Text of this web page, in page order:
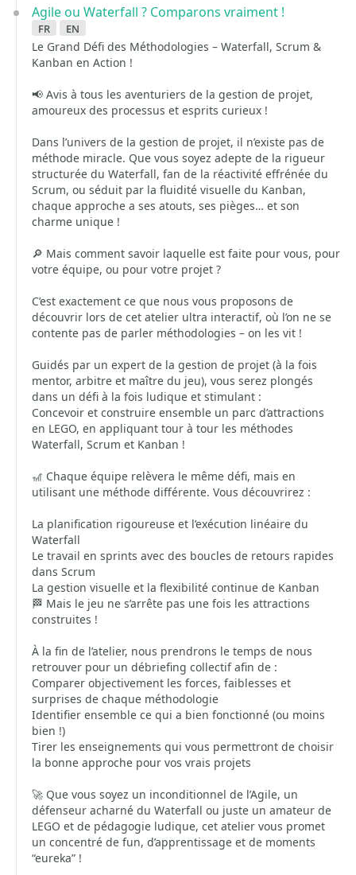
Agile ou Waterfall ? Comparons vraiment !
fr
en
Le Grand Défi des Méthodologies – Waterfall, Scrum &
Kanban en Action !
📢 Avis à tous les aventuriers de la gestion de projet,
amoureux des processus et esprits curieux !
Dans l’univers de la gestion de projet, il n’existe pas de
méthode miracle. Que vous soyez adepte de la rigueur
structurée du Waterfall, fan de la réactivité effrénée du
Scrum, ou séduit par la fluidité visuelle du Kanban,
chaque approche a ses atouts, ses pièges… et son
charme unique !
🔎 Mais comment savoir laquelle est faite pour vous, pour
votre équipe, ou pour votre projet ?
C’est exactement ce que nous vous proposons de
découvrir lors de cet atelier ultra interactif, où l’on ne se
contente pas de parler méthodologies – on les vit !
Guidés par un expert de la gestion de projet (à la fois
mentor, arbitre et maître du jeu), vous serez plongés
dans un défi à la fois ludique et stimulant :
Concevoir et construire ensemble un parc d’attractions
en LEGO, en appliquant tour à tour les méthodes
Waterfall, Scrum et Kanban !
🎢 Chaque équipe relèvera le même défi, mais en
utilisant une méthode différente. Vous découvrirez :
La planification rigoureuse et l’exécution linéaire du
Waterfall
Le travail en sprints avec des boucles de retours rapides
dans Scrum
La gestion visuelle et la flexibilité continue de Kanban
🏁 Mais le jeu ne s’arrête pas une fois les attractions
construites !
À la fin de l’atelier, nous prendrons le temps de nous
retrouver pour un débriefing collectif afin de :
Comparer objectivement les forces, faiblesses et
surprises de chaque méthodologie
Identifier ensemble ce qui a bien fonctionné (ou moins
bien !)
Tirer les enseignements qui vous permettront de choisir
la bonne approche pour vos vrais projets
🚀 Que vous soyez un inconditionnel de l’Agile, un
défenseur acharné du Waterfall ou juste un amateur de
LEGO et de pédagogie ludique, cet atelier vous promet
un concentré de fun, d’apprentissage et de moments
“eureka” !